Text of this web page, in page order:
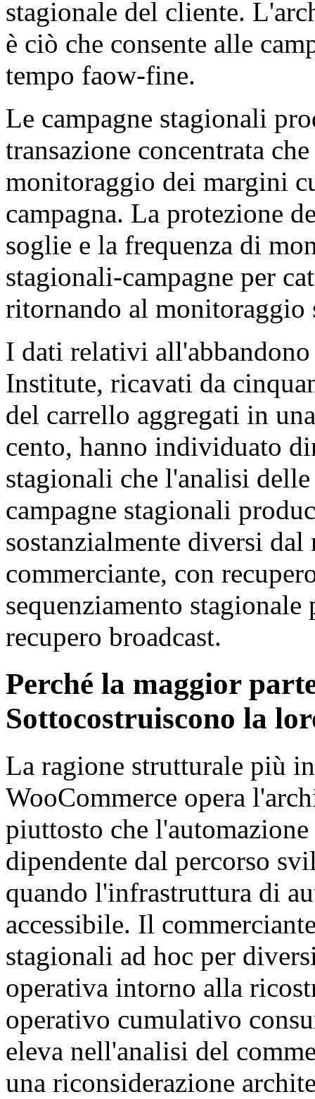
stagionale del cliente.
è ciò che consente alle
tempo faow-fine.
Le campagne stagionali
transazione concentrata
monitoraggio dei margini
campagna. La protezione
soglie e la frequenza di
stagionali-campagne per
ritornando al monitoraggio
I dati relativi
Institute, ricavati da
del carrello aggregati in
cento, hanno individuato
stagionali che l'analisi
campagne stagionali
sostanzialmente diversi
commerciante, con
sequenziamento
recupero broadcast.
Perché la maggior
Sottocostruiscono la
La ragione strutturale più
WooCommerce opera
piuttosto che
dipendente dal percorso
quando l'infrastruttura di
accessibile. Il
stagionali ad hoc per
operativa intorno alla
operativo cumulativo
eleva nell'analisi del
una riconsiderazione